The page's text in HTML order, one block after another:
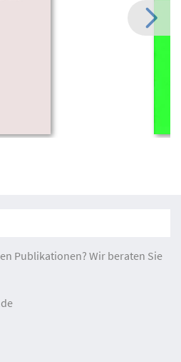
Publikationen? Wir beraten Sie